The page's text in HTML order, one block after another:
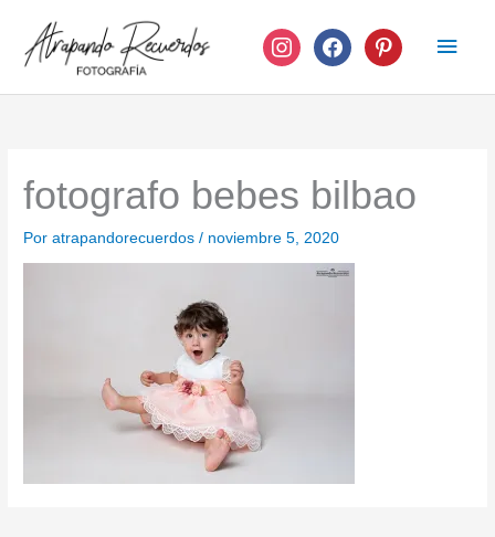
contenido
instagramfacebook pinterest
fotografo bebes bilbao
Poratrapandorecuerdos/ noviembre 5, 2020